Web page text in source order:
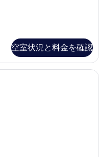
空室状況と料金を確認